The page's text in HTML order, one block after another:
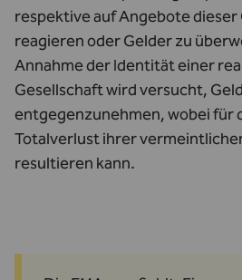
respektive auf Angebote dieser
reagieren oder Gelder zu
Annahme der Identität einer
Gesellschaft wird versucht,
entgegenzunehmen, wobei für
Totalverlust ihrer
resultieren kann.